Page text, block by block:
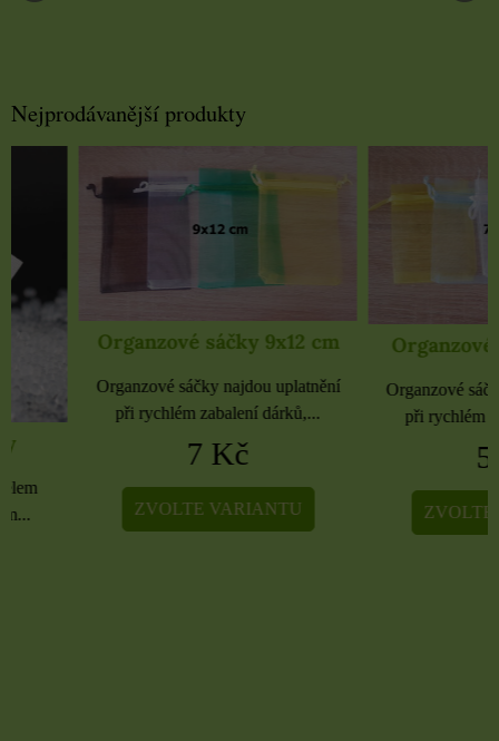
Nejprodávanější produkty
Organzové sáčky 9x12 cm
Organzové sáčky najdou uplatnění
při rychlém zabalení dárků,...
ZVOLTE VARIANTU
Organzové sáčky
Organzové sáčky najdou
při rychlém zabalení
ZVOLTE